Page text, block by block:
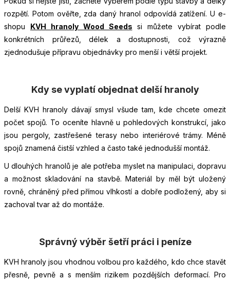
rozpětí. Potom ověřte, zda daný hranol odpovídá zatížení. U e-
shopu KVH hranoly Wood Seeds si můžete vybírat podle
konkrétních průřezů, délek a dostupnosti, což výrazně
zjednodušuje přípravu objednávky pro menší i větší projekt.
Kdy se vyplatí objednat delší hranoly
Delší KVH hranoly dávají smysl všude tam, kde chcete omezit
počet spojů. To oceníte hlavně u pohledových konstrukcí, jako
jsou pergoly, zastřešené terasy nebo interiérové trámy. Méně
spojů znamená čistší vzhled a často také jednodušší montáž.
U dlouhých hranolů je ale potřeba myslet na manipulaci, dopravu
a možnost skladování na stavbě. Materiál by měl být uložený
rovně, chráněný před přímou vlhkostí a dobře podložený, aby si
zachoval tvar až do montáže.
Správný výběr šetří práci i peníze
KVH hranoly jsou vhodnou volbou pro každého, kdo chce stavět
přesně, pevně a s menším rizikem pozdějších deformací. Pro